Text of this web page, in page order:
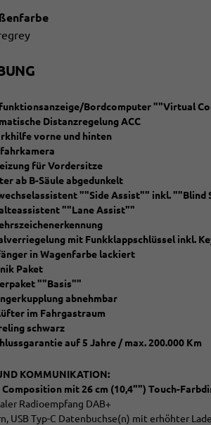
Bordcomputer ""Virtual
Distanzregelung ACC
vorne und hinten
für Vordersitze
ab B-Säule abgedunkelt
""Side Assist"" inkl.
""Lane Assist""
mit Funkklappschlüssel inkl.
in Wagenfarbe lackiert
Paket
""Basis""
abnehmbar
im Fahrgastraum
schwarz
auf 5 Jahre / max. 200.000 Km
KOMMUNIKATION:
Composition mit 26 cm (10,4"") Touch-
Radioempfang DAB+
USB Typ-C Datenbuchse(n) mit erhöhter